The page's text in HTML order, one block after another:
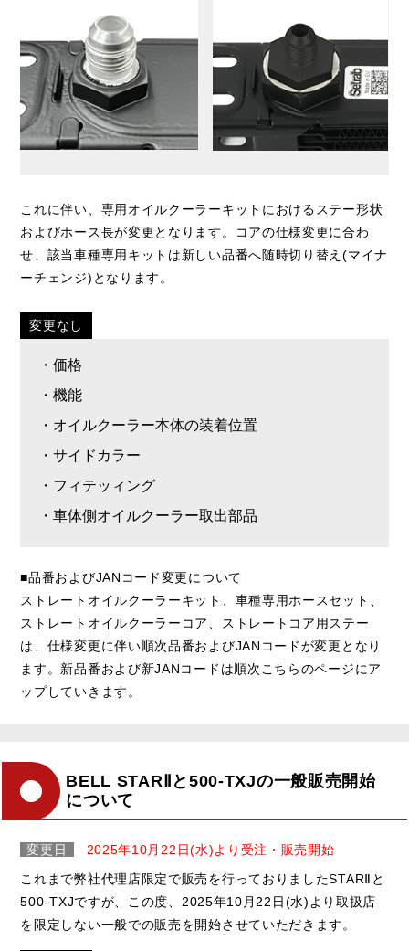
これに伴い、専用オイルクーラーキットにおけるステー形状
およびホース長が変更となります。コアの仕様変更に合わ
せ、該当車種専用キットは新しい品番へ随時切り替え(マイナ
ーチェンジ)となります。
変更なし
・価格
・機能
・オイルクーラー本体の装着位置
・サイドカラー
・フィテッィング
・車体側オイルクーラー取出部品
■品番およびJANコード変更について
ストレートオイルクーラーキット、車種専用ホースセット、
ストレートオイルクーラーコア、ストレートコア用ステー
は、仕様変更に伴い順次品番およびJANコードが変更となり
ます。新品番および新JANコードは順次こちらのページにア
ップしていきます。
BELL STARⅡと500-TXJの一般販売開始
について
変更日
2025年10月22日(水)より受注・販売開始
これまで弊社代理店限定で販売を行っておりましたSTARⅡと
500-TXJですが、この度、2025年10月22日(水)より取扱店
を限定しない一般での販売を開始させていただきます。